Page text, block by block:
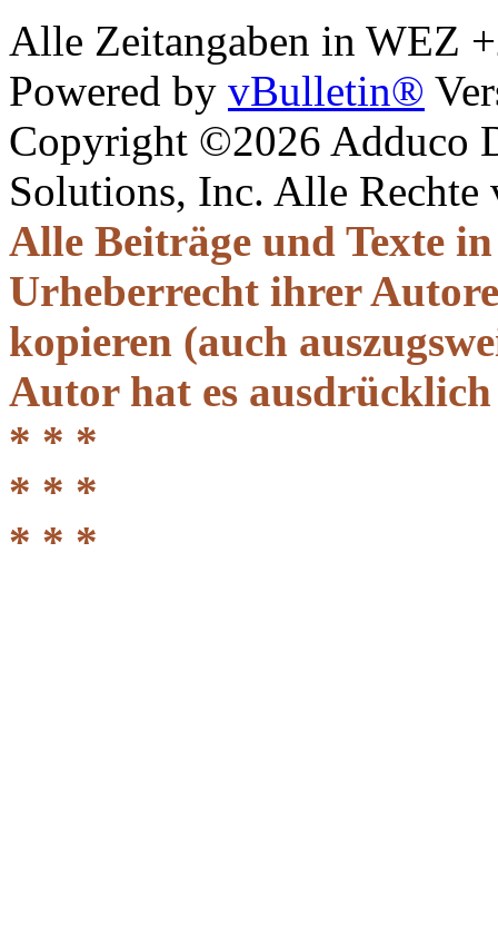
Alle Zeitangaben in WEZ
Powered by vBulletin®
Copyright ©2026 Adduco
Solutions, Inc. Alle Rechte
Alle Beiträge und Texte
Urheberrecht ihrer
kopieren (auch
Autor hat es
* * *
* * *
* * *